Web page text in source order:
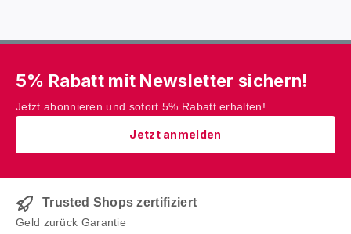
5% Rabatt mit Newsletter sichern!
Jetzt abonnieren und sofort 5% Rabatt erhalten!
Jetzt anmelden
Trusted Shops zertifiziert
Geld zurück Garantie